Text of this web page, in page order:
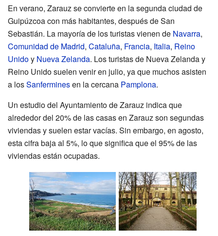
En verano, Zarauz se convierte en la segunda ciudad de
Guipúzcoa con más habitantes, después de San
Sebastián. La mayoría de los turistas vienen de Navarra,
Comunidad de Madrid, Cataluña, Francia, Italia, Reino
Unidoy Nueva Zelanda. Los turistas de Nueva Zelanda y
Reino Unido suelen venir en julio, ya que muchos asisten
a losSanferminesen la cercana Pamplona.
Un estudio del Ayuntamiento de Zarauz indica que
alrededor del 20% de las casas en Zarauz son segundas
viviendas y suelen estar vacías. Sin embargo, en agosto,
esta cifra baja al 5%, lo que significa que el 95% de las
viviendas están ocupadas.